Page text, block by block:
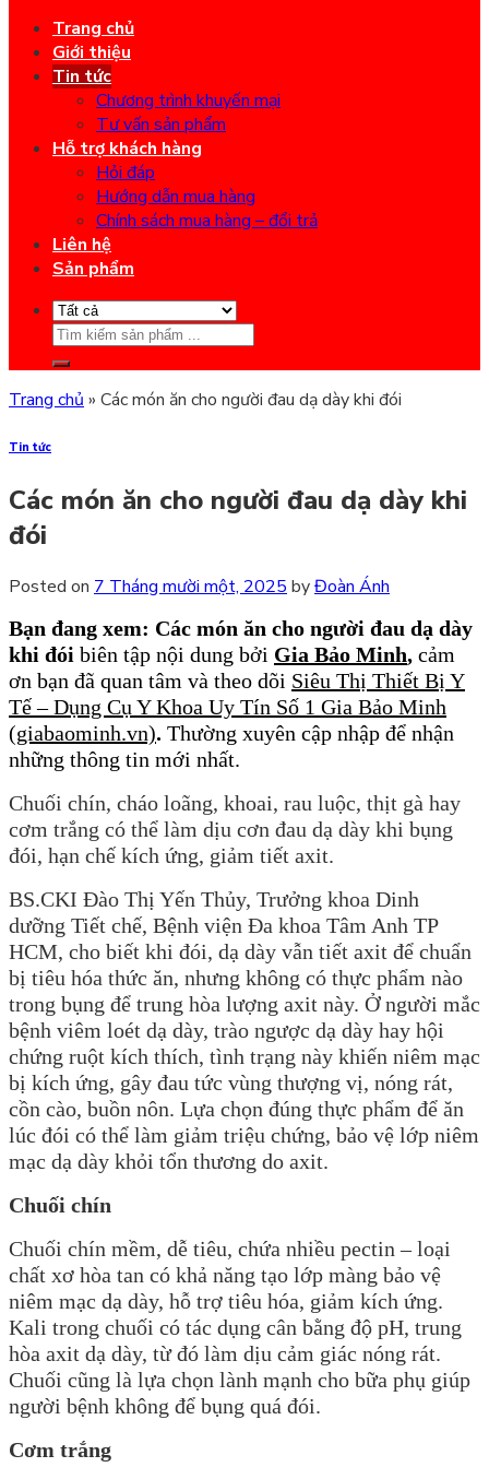
Trang chủ
Giới thiệu
Tin tức
Chương trình khuyến mại
Tư vấn sản phẩm
Hỗ trợ khách hàng
Hỏi đáp
Hướng dẫn mua hàng
Chính sách mua hàng – đổi trả
Liên hệ
Sản phẩm
Search
for:
Trang chủ » Các món ăn cho người đau dạ dày khi đói
Tin tức
Các món ăn cho người đau dạ dày khi
đói
Posted on 7 Tháng mười một, 2025 byĐoàn Ánh
Bạn đang xem: Các món ăn cho người đau dạ dày
khi đói biên tập nội dung bởi Gia Bảo Minh, cảm
ơn bạn đã quan tâm và theo dõi Siêu Thị Thiết Bị Y
Tế – Dụng Cụ Y Khoa Uy Tín Số 1 Gia Bảo Minh
(giabaominh.vn). Thường xuyên cập nhập để nhận
những thông tin mới nhất.
Chuối chín, cháo loãng, khoai, rau luộc, thịt gà hay
cơm trắng có thể làm dịu cơn đau dạ dày khi bụng
đói, hạn chế kích ứng, giảm tiết axit.
BS.CKI Đào Thị Yến Thủy, Trưởng khoa Dinh
dưỡng Tiết chế, Bệnh viện Đa khoa Tâm Anh TP
HCM, cho biết khi đói, dạ dày vẫn tiết axit để chuẩn
bị tiêu hóa thức ăn, nhưng không có thực phẩm nào
trong bụng để trung hòa lượng axit này. Ở người mắc
bệnh viêm loét dạ dày, trào ngược dạ dày hay hội
chứng ruột kích thích, tình trạng này khiến niêm mạc
bị kích ứng, gây đau tức vùng thượng vị, nóng rát,
cồn cào, buồn nôn. Lựa chọn đúng thực phẩm để ăn
lúc đói có thể làm giảm triệu chứng, bảo vệ lớp niêm
mạc dạ dày khỏi tổn thương do axit.
Chuối chín
Chuối chín mềm, dễ tiêu, chứa nhiều pectin – loại
chất xơ hòa tan có khả năng tạo lớp màng bảo vệ
niêm mạc dạ dày, hỗ trợ tiêu hóa, giảm kích ứng.
Kali trong chuối có tác dụng cân bằng độ pH, trung
hòa axit dạ dày, từ đó làm dịu cảm giác nóng rát.
Chuối cũng là lựa chọn lành mạnh cho bữa phụ giúp
người bệnh không để bụng quá đói.
Cơm trắng